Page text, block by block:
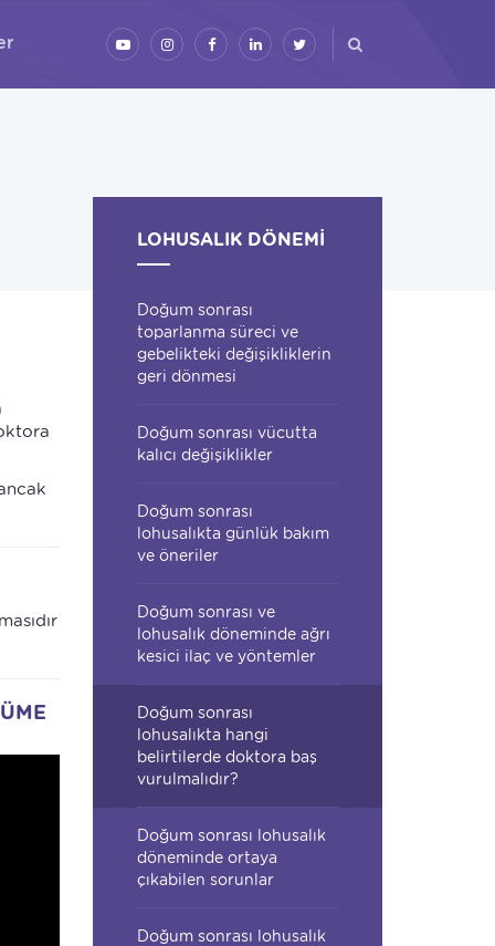
LOHUSALIK DÖNEMI
Doğum sonrası
toparlanma süreci ve
gebelikteki değişikliklerin
geri dönmesi
Doğum sonrası vücutta
kalıcı değişiklikler
Doğum sonrası
lohusalıkta günlük bakım
ve öneriler
Doğum sonrası ve
lohusalık döneminde ağrı
kesici ilaç ve yöntemler
Doğum sonrası
lohusalıkta hangi
belirtilerde doktora baş
vurulmalıdır?
Doğum sonrası lohusalık
döneminde ortaya
çıkabilen sorunlar
Doğum sonrası lohusalık